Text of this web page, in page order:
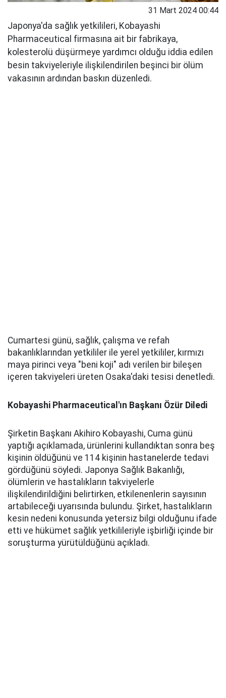
31 Mart 2024 00:44
Japonya'da sağlık yetkilileri, Kobayashi
Pharmaceutical firmasına ait bir fabrikaya,
kolesterolü düşürmeye yardımcı olduğu iddia edilen
besin takviyeleriyle ilişkilendirilen beşinci bir ölüm
vakasının ardından baskın düzenledi.
Cumartesi günü, sağlık, çalışma ve refah
bakanlıklarından yetkililer ile yerel yetkililer, kırmızı
maya pirinci veya "beni koji" adı verilen bir bileşen
içeren takviyeleri üreten Osaka'daki tesisi denetledi.
Kobayashi Pharmaceutical'ın Başkanı Özür Diledi
Şirketin Başkanı Akihiro Kobayashi, Cuma günü
yaptığı açıklamada, ürünlerini kullandıktan sonra beş
kişinin öldüğünü ve 114 kişinin hastanelerde tedavi
gördüğünü söyledi. Japonya Sağlık Bakanlığı,
ölümlerin ve hastalıkların takviyelerle
ilişkilendirildiğini belirtirken, etkilenenlerin sayısının
artabileceği uyarısında bulundu. Şirket, hastalıkların
kesin nedeni konusunda yetersiz bilgi olduğunu ifade
etti ve hükümet sağlık yetkilileriyle işbirliği içinde bir
soruşturma yürütüldüğünü açıkladı.